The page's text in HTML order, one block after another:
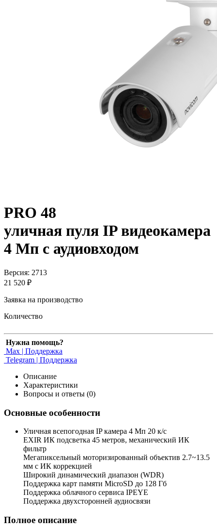
PRO 48
уличная пуля IP видеокамера
4 Мп с аудиовходом
Версия: 2713
21 520 ₽
Заявка на производство
Количество
Нужна помощь?
Max | Поддержка
Telegram | Поддержка
Описание
Характеристики
Вопросы и ответы (0)
Основные особенности
Уличная всепогодная IP камера 4 Мп 20 к/с
EXIR ИК подсветка 45 метров, механический ИК
фильтр
Мегапиксельный моторизированный объектив 2.7~13.5
мм c ИК коррекцией
Широкий динамический диапазон (WDR)
Поддержка карт памяти MicroSD до 128 Гб
Поддержка облачного сервиса IPEYE
Поддержка двухсторонней аудиосвязи
Полное описание